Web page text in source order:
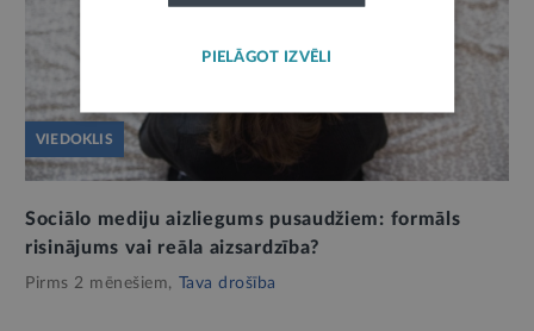
VIEDOKLIS
Sociālo mediju aizliegums pusaudžiem: formāls
risinājums vai reāla aizsardzība?
Pirms 2 mēnešiem, Tava drošība
PIELĀGOT IZVĒLI